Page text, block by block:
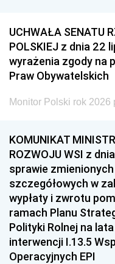
UCHWAŁA SENATU
POLSKIEJ z dnia 22
wyrażenia zgody na
Praw Obywatelskich
Monitor Polski rok 2026
KOMUNIKAT
ROZWOJU WSI z
sprawie
szczegółowych w
wypłaty i zwrotu
ramach Planu
Polityki Rolnej na
interwencji I.13.5
Operacyjnych EPI